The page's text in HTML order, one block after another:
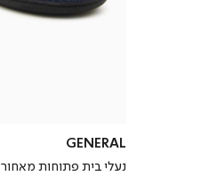
GENERAL
נעלי בית פתוחות מאחור